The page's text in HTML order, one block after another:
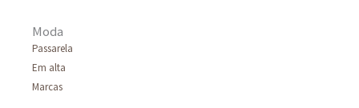
Moda
Passarela
Em alta
Marcas